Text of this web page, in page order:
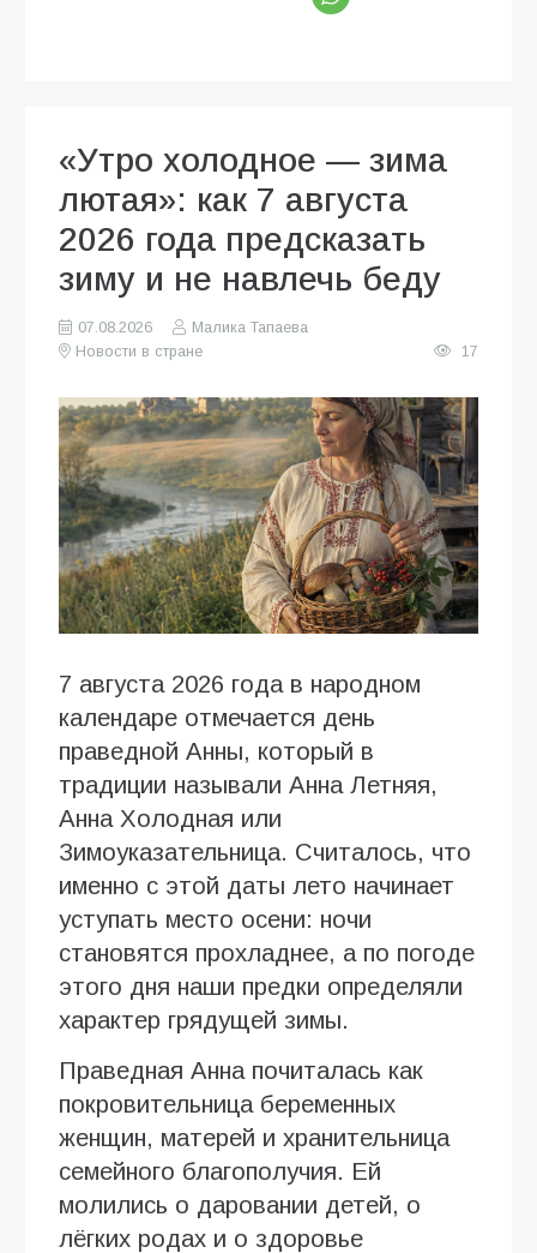
«Утро холодное — зима
лютая»: как 7 августа
2026 года предсказать
зиму и не навлечь беду
07.08.2026
Малика Тапаева
Новости в стране
17
7 августа 2026 года в народном
календаре отмечается день
праведной Анны, который в
традиции называли Анна Летняя,
Анна Холодная или
Зимоуказательница. Считалось, что
именно с этой даты лето начинает
уступать место осени: ночи
становятся прохладнее, а по погоде
этого дня наши предки определяли
характер грядущей зимы.
Праведная Анна почиталась как
покровительница беременных
женщин, матерей и хранительница
семейного благополучия. Ей
молились о даровании детей, о
лёгких родах и о здоровье